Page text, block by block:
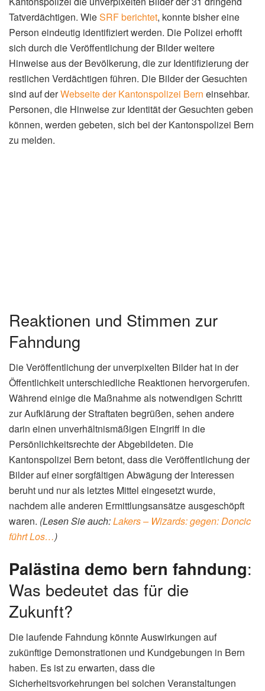
Tatverdächtigen. WieSRF berichtet, konnte bisher eine
Person eindeutig identifiziert werden. Die Polizei erhofft
sich durch die Veröffentlichung der Bilder weitere
Hinweise aus der Bevölkerung, die zur Identifizierung der
restlichen Verdächtigen führen. Die Bilder der Gesuchten
sind auf derWebseite der Kantonspolizei Bern einsehbar.
Personen, die Hinweise zur Identität der Gesuchten geben
können, werden gebeten, sich bei der Kantonspolizei Bern
zu melden.
Reaktionen und Stimmen zur
Fahndung
Die Veröffentlichung der unverpixelten Bilder hat in der
Öffentlichkeit unterschiedliche Reaktionen hervorgerufen.
Während einige die Maßnahme als notwendigen Schritt
zur Aufklärung der Straftaten begrüßen, sehen andere
darin einen unverhältnismäßigen Eingriff in die
Persönlichkeitsrechte der Abgebildeten. Die
Kantonspolizei Bern betont, dass die Veröffentlichung der
Bilder auf einer sorgfältigen Abwägung der Interessen
beruht und nur als letztes Mittel eingesetzt wurde,
nachdem alle anderen Ermittlungsansätze ausgeschöpft
waren. (Lesen Sie auch:Lakers – Wizards: gegen: Doncic
führt Los…)
Palästina demo bern fahndung:
Was bedeutet das für die
Zukunft?
Die laufende Fahndung könnte Auswirkungen auf
zukünftige Demonstrationen und Kundgebungen in Bern
haben. Es ist zu erwarten, dass die
Sicherheitsvorkehrungen bei solchen Veranstaltungen